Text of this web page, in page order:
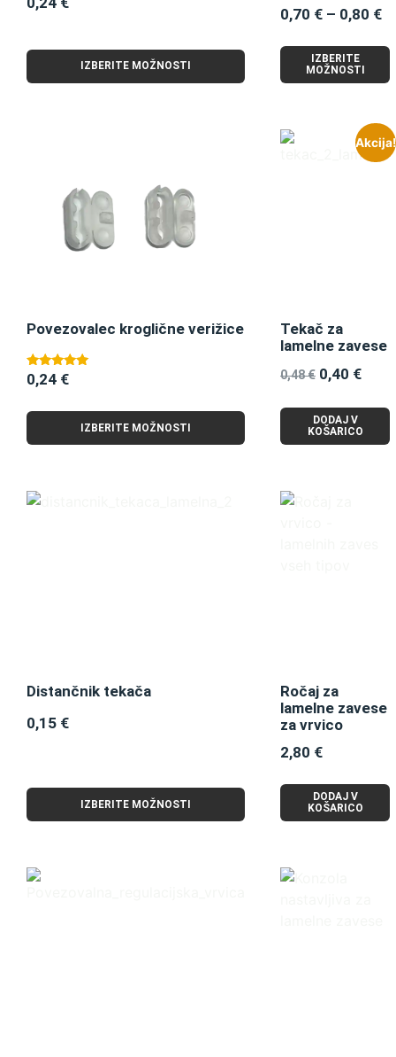
4.00
IZBERITE MOŽNOSTI
0,70 € – 0,80 €
IZBERITE
MOŽNOSTI
Povezovalec kroglične verižice
Ocenjeno
5.00
0,24 €
IZBERITE MOŽNOSTI
Akcija!
Tekač za
lamelne zavese
0,48€ 0,40 €
DODAJ V
KOŠARICO
Distančnik tekača
0,15 €
IZBERITE MOŽNOSTI
Ročaj za
lamelne zavese
za vrvico
2,80 €
DODAJ V
KOŠARICO